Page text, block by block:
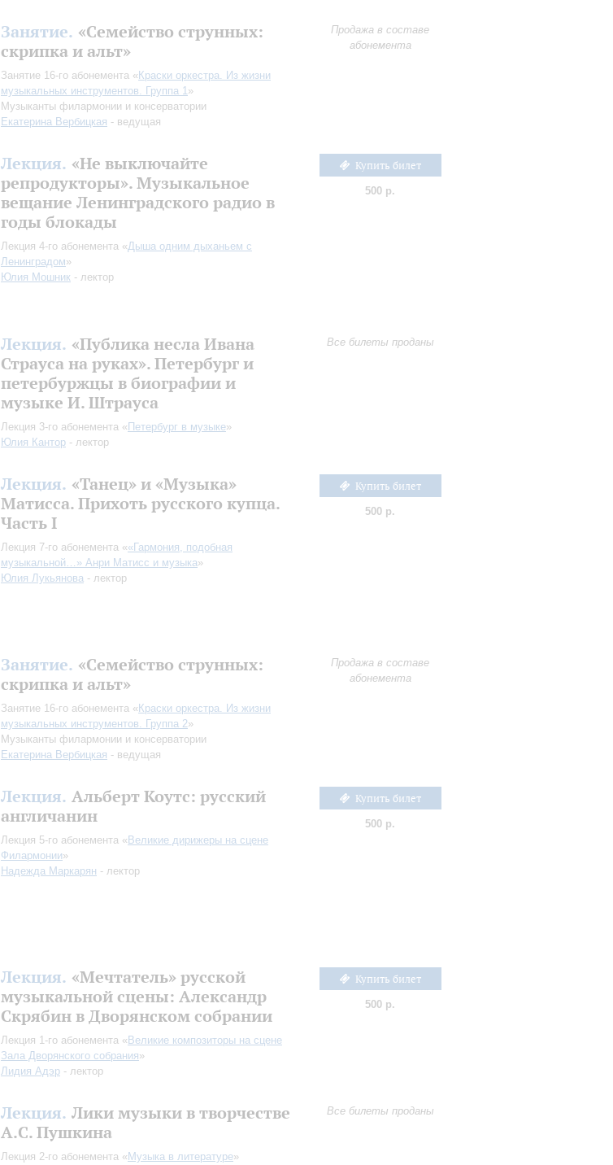
Занятие. «Семейство струнных:
скрипка и альт»
Занятие 16-го абонемента « Краски оркестра. Из жизни
музыкальных инструментов. Группа 1»
Музыканты филармонии и консерватории
Екатерина Вербицкая - ведущая
Продажа в составе
абонемента
Лекция. «Не выключайте
репродукторы». Музыкальное
вещание Ленинградского радио в
годы блокады
Лекция 4-го абонемента «Дыша одним дыханьем с
Ленинградом»
Юлия Мошник - лектор
Купить билет
500 р.
Лекция. «Публика несла Ивана
Страуса на руках». Петербург и
петербуржцы в биографии и
музыке И. Штрауса
Лекция 3-го абонемента « Петербург в музыке»
Юлия Кантор - лектор
Все билеты проданы
Лекция. «Танец» и «Музыка»
Матисса. Прихоть русского купца.
Часть I
Лекция 7-го абонемента ««Гармония, подобная
музыкальной…» Анри Матисс и музыка»
Юлия Лукьянова - лектор
Купить билет
500 р.
Занятие. «Семейство струнных:
скрипка и альт»
Занятие 16-го абонемента « Краски оркестра. Из жизни
музыкальных инструментов. Группа 2»
Музыканты филармонии и консерватории
Екатерина Вербицкая - ведущая
Продажа в составе
абонемента
Лекция. Альберт Коутс: русский
англичанин
Лекция 5-го абонемента « Великие дирижеры на сцене
Филармонии»
Надежда Маркарян - лектор
Купить билет
500 р.
Лекция. «Мечтатель» русской
музыкальной сцены: Александр
Скрябин в Дворянском собрании
Лекция 1-го абонемента « Великие композиторы на сцене
Зала Дворянского собрания»
Лидия Адэр - лектор
Купить билет
500 р.
Лекция. Лики музыки в творчестве
А.С. Пушкина
Лекция 2-го абонемента « Музыка в литературе»
Все билеты проданы